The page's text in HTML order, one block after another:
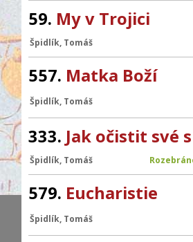
59. My v Trojici
Špidlík, Tomáš
557. Matka Boží
Špidlík, Tomáš
333. Jak očistit své
Špidlík, Tomáš
579. Eucharistie
Špidlík, Tomáš